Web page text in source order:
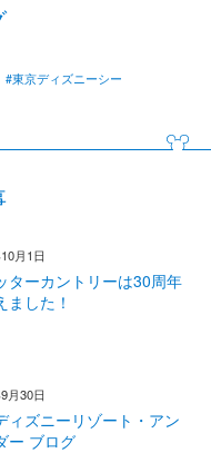
#東京ディズニーシー
月1日
ターカントリーは30周年
ました！
月30日
ィズニーリゾート・アン
ー ブログ